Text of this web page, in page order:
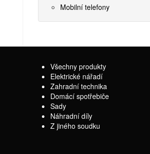
Mobilní telefony
Všechny produkty
Elektrické nářadí
Zahradní technika
Domácí spotřebiče
Sady
Náhradní díly
Z jiného soudku